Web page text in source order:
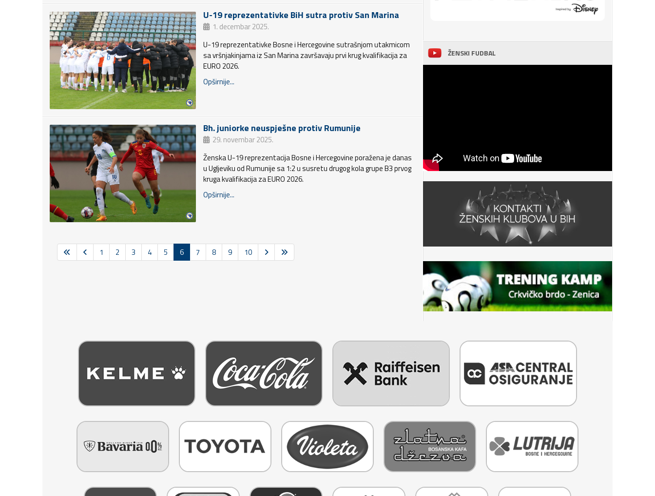
U-19 reprezentativke BiH sutra protiv San Marina
1. decembar 2025.
U-19 reprezentativke Bosne i Hercegovine sutrašnjom utakmicom
sa vršnjakinjama iz San Marina završavaju prvi krug kvalifikacija za
EURO 2026.
Opširnije...
Bh. juniorke neuspješne protiv Rumunije
29. novembar 2025.
Ženska U-19 reprezentacija Bosne i Hercegovine poražena je danas
u Ugljeviku od Rumunije sa 1:2 u susretu drugog kola grupe B3 prvog
kruga kvalifikacija za EURO 2026.
Opširnije...
1 2 3 4 5 6 7 8 9 10
ŽENSKI FUDBAL